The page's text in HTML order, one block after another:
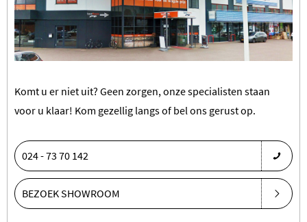
Komt u er niet uit? Geen zorgen, onze specialisten staan
voor u klaar! Kom gezellig langs of bel ons gerust op.
024 - 73 70 142
BEZOEK SHOWROOM